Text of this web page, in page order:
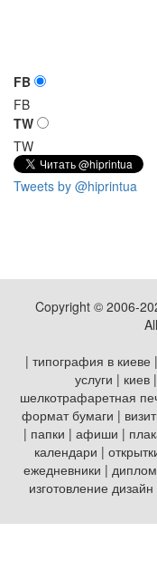
FB
FB
TW
TW
Tweets by @hiprintua
Copyright © 2006-
| типография в
услуги |
шелкотрафаретная
формат бумаги |
| папки | афиши |
календари |
ежедневники |
изготовление